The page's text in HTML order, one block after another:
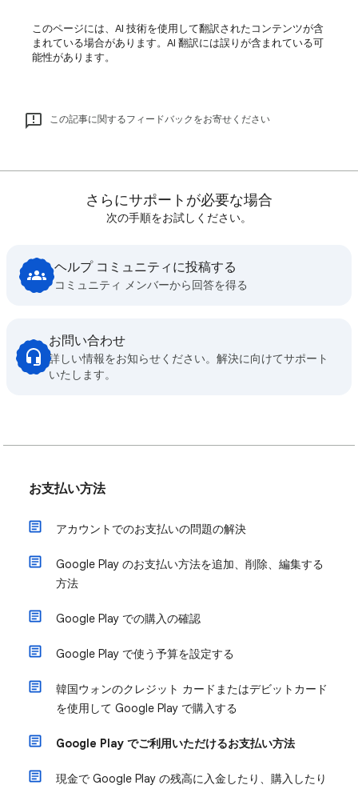
このページには、AI 技術を使用して翻訳されたコンテンツが含
まれている場合があります。AI 翻訳には誤りが含まれている可
能性があります。
この記事に関するフィードバックをお寄せください
さらにサポートが必要な場合
次の手順をお試しください。
ヘルプ コミュニティに投稿する
コミュニティ メンバーから回答を得る
お問い合わせ
詳しい情報をお知らせください。解決に向けてサポート
いたします。
お支払い方法
アカウントでのお支払いの問題の解決
Google Play のお支払い方法を追加、削除、編集する
方法
Google Play での購入の確認
Google Play で使う予算を設定する
韓国ウォンのクレジット カードまたはデビットカード
を使用して Google Play で購入する
Google Play でご利用いただけるお支払い方法
現金で Google Play の残高に入金したり、購入したり